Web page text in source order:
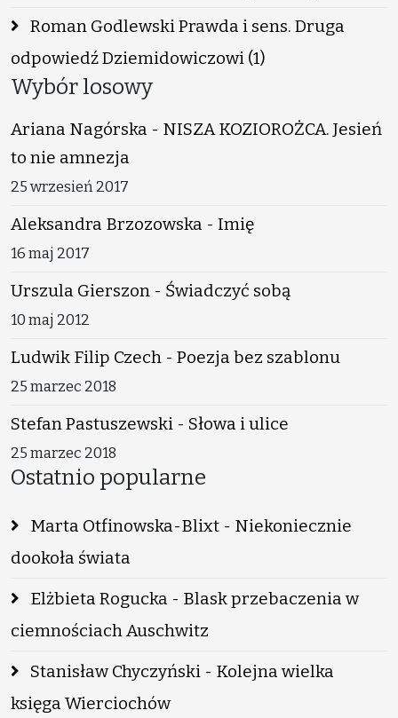
Roman Godlewski Prawda i sens. Druga
odpowiedź Dziemidowiczowi (1)
Wybór losowy
Ariana Nagórska - NISZA KOZIOROŻCA. Jesień
to nie amnezja
25 wrzesień 2017
Aleksandra Brzozowska - Imię
16 maj 2017
Urszula Gierszon - Świadczyć sobą
10 maj 2012
Ludwik Filip Czech - Poezja bez szablonu
25 marzec 2018
Stefan Pastuszewski - Słowa i ulice
25 marzec 2018
Ostatnio popularne
Marta Otfinowska-Blixt - Niekoniecznie
dookoła świata
Elżbieta Rogucka - Blask przebaczenia w
ciemnościach Auschwitz
Stanisław Chyczyński - Kolejna wielka
księga Wierciochów